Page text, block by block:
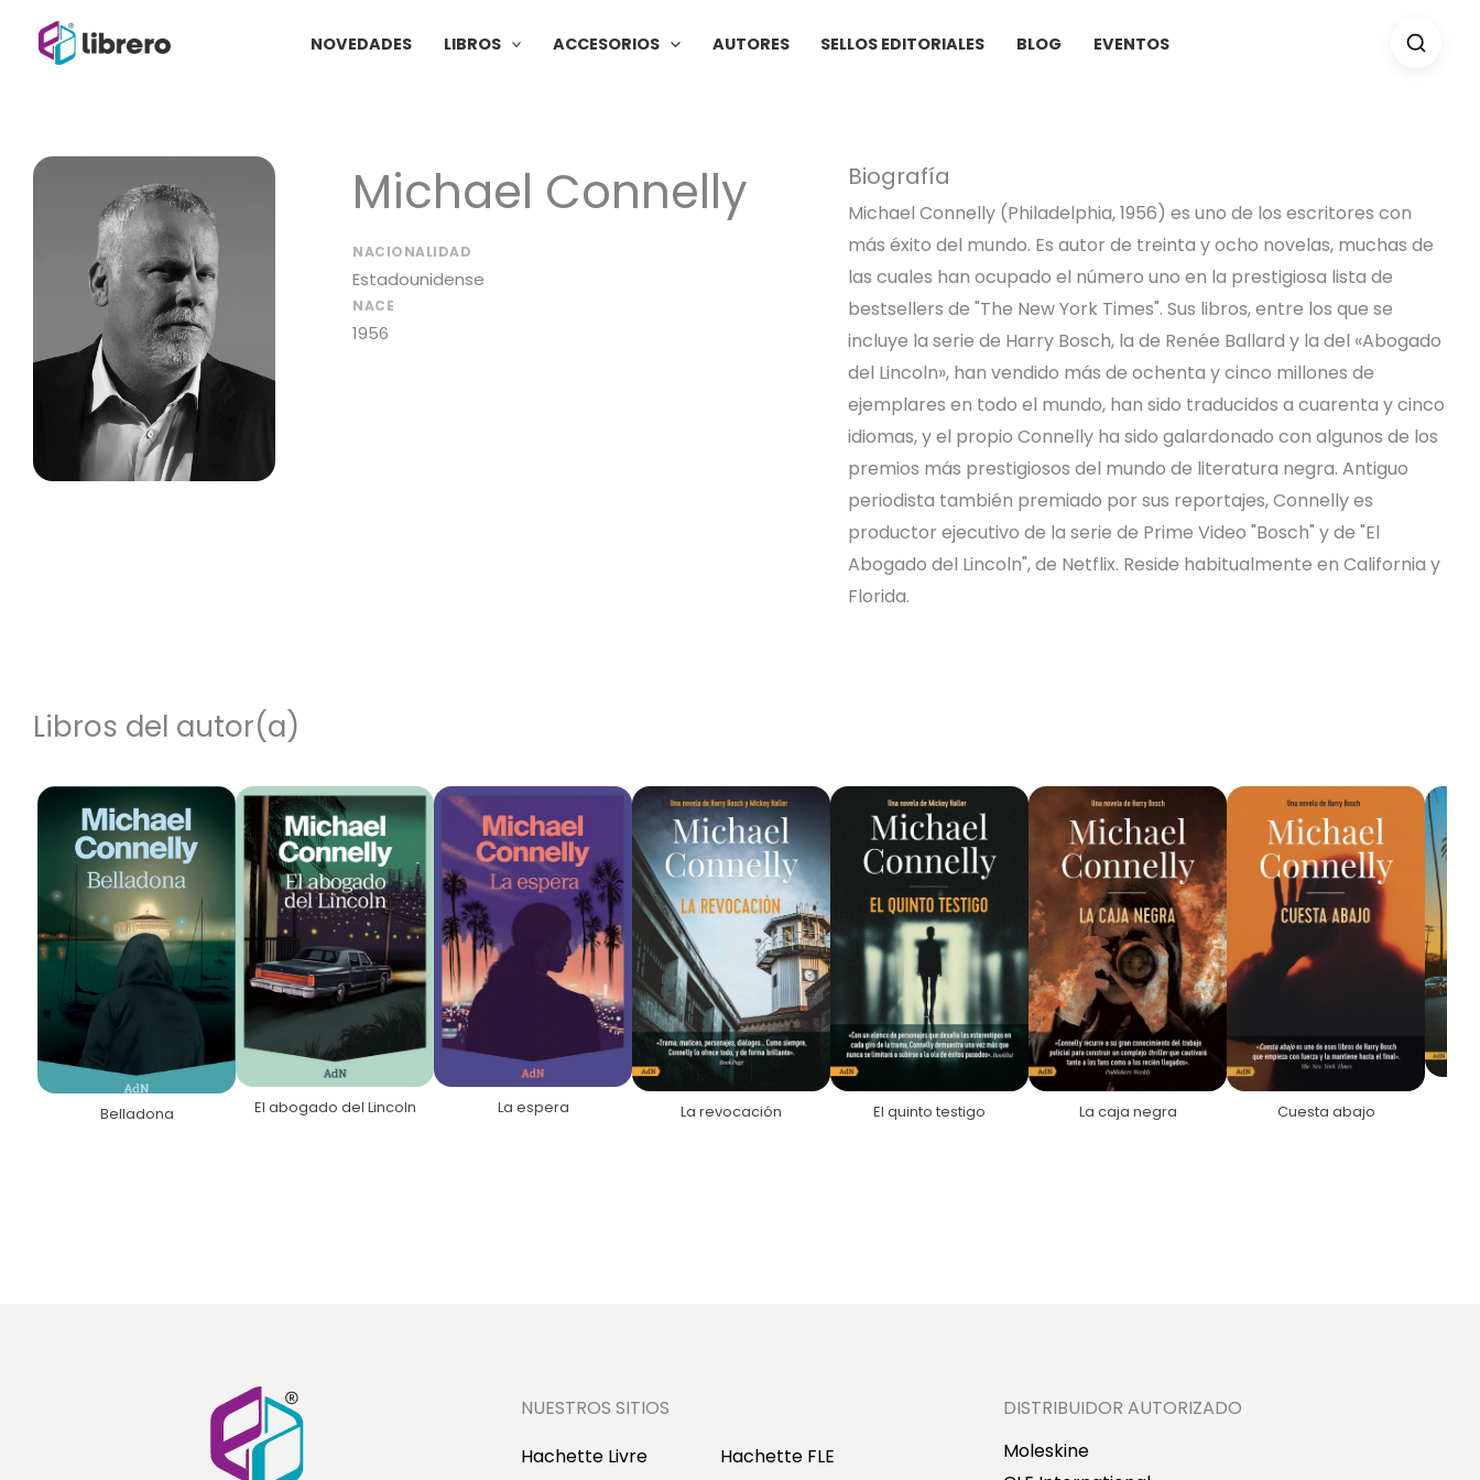
NOVEDADES LIBROS ACCESORIOS AUTORES SELLOS EDITORIALES BLOG EVENTOS
Michael Connelly
NACIONALIDAD
Estadounidense
NACE
1956
Biografía
Michael Connelly (Philadelphia, 1956) es uno de los escritores con
más éxito del mundo. Es autor de treinta y ocho novelas, muchas de
las cuales han ocupado el número uno en la prestigiosa lista de
bestsellers de "The New York Times". Sus libros, entre los que se
incluye la serie de Harry Bosch, la de Renée Ballard y la del «Abogado
del Lincoln», han vendido más de ochenta y cinco millones de
ejemplares en todo el mundo, han sido traducidos a cuarenta y cinco
idiomas, y el propio Connelly ha sido galardonado con algunos de los
premios más prestigiosos del mundo de literatura negra. Antiguo
periodista también premiado por sus reportajes, Connelly es
productor ejecutivo de la serie de Prime Video "Bosch" y de "El
Abogado del Lincoln", de Netflix. Reside habitualmente en California y
Florida.
Libros del autor(a)
Belladona El abogado del Lincoln La espera La revocación El quinto testigo La caja negra Cuesta abajo
NUESTROS SITIOS
Hachette Livre
Hachette FLE
DISTRIBUIDOR AUTORIZADO
Moleskine